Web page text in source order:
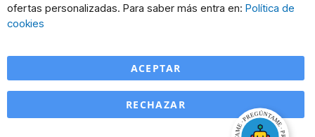
ofertas personalizadas. Para saber más entra en: Política de
cookies
ACEPTAR
RECHAZAR